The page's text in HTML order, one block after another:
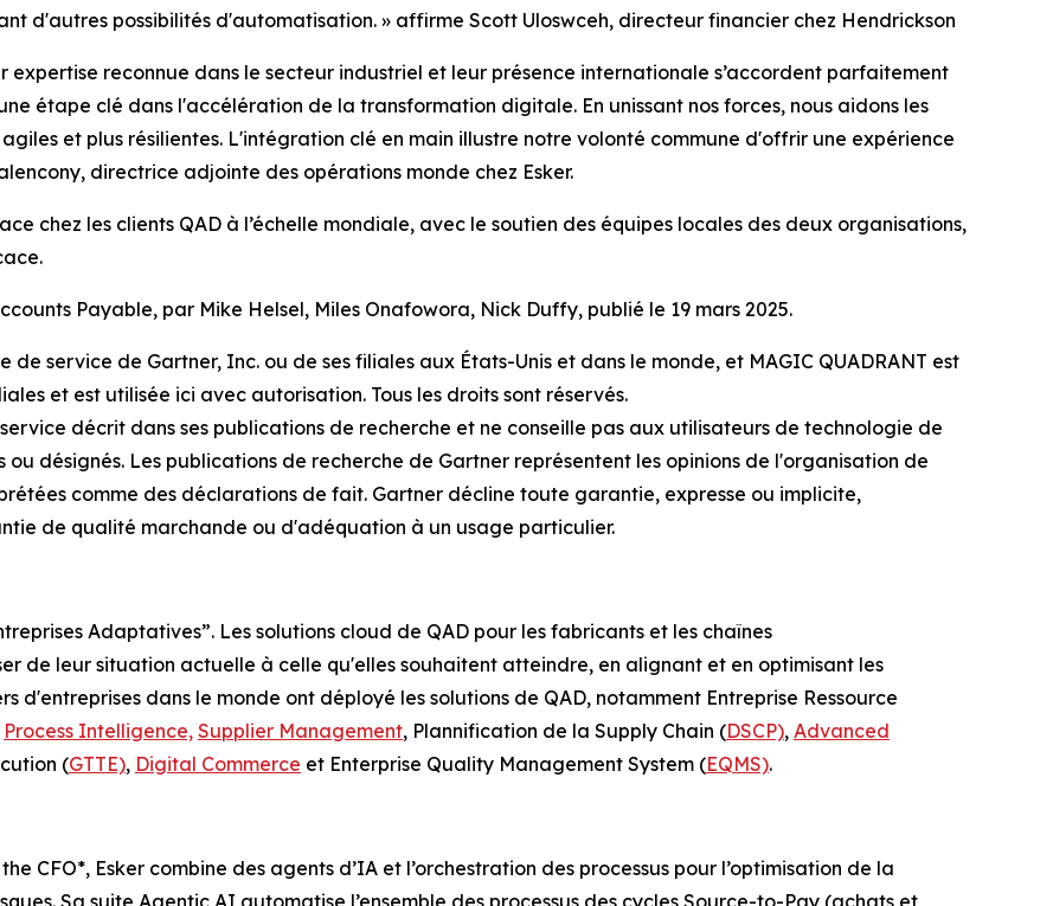
d'autres possibilités d'automatisation. » affirme Scott Uloswceh, directeur financier chez Hendrickson
expertise reconnue dans le secteur industriel et leur présence internationale s’accordent parfaitement
étape clé dans l'accélération de la transformation digitale. En unissant nos forces, nous aidons les
et plus résilientes. L'intégration clé en main illustre notre volonté commune d'offrir une expérience
directrice adjointe des opérations monde chez Esker.
chez les clients QAD à l’échelle mondiale, avec le soutien des équipes locales des deux organisations,
Payable, par Mike Helsel, Miles Onafowora, Nick Duffy, publié le 19 mars 2025.
de service de Gartner, Inc. ou de ses filiales aux États-Unis et dans le monde, et MAGIC QUADRANT est
et est utilisée ici avec autorisation. Tous les droits sont réservés.
décrit dans ses publications de recherche et ne conseille pas aux utilisateurs de technologie de
ou désignés. Les publications de recherche de Gartner représentent les opinions de l'organisation de
comme des déclarations de fait. Gartner décline toute garantie, expresse ou implicite,
de qualité marchande ou d'adéquation à un usage particulier.
Adaptatives”. Les solutions cloud de QAD pour les fabricants et les chaînes
de leur situation actuelle à celle qu'elles souhaitent atteindre, en alignant et en optimisant les
d'entreprises dans le monde ont déployé les solutions de QAD, notamment Entreprise Ressource
Process Intelligence, Supplier Management, Plannification de la Supply Chain (DSCP), Advanced
(GTTE), Digital Commerce et Enterprise Quality Management System (EQMS).
CFO*, Esker combine des agents d’IA et l’orchestration des processus pour l’optimisation de la
Sa suite Agentic AI automatise l’ensemble des processus des cycles Source-to-Pay (achats et